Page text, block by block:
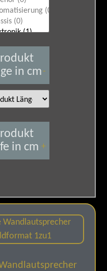
in cm-
in cm +